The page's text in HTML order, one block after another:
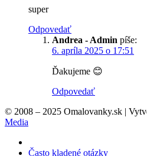
super
Odpovedať
Andrea - Admin píše:
6. apríla 2025 o 17:51
Ďakujeme 😊
Odpovedať
© 2008 – 2025 Omalovanky.sk |
Media
Často kladené otázky